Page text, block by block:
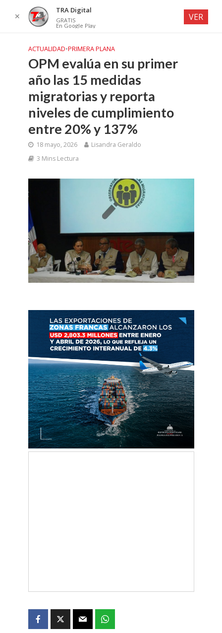
ACTUALIDAD•PRIMERA PLANA
OPM evalúa en su primer
año las 15 medidas
migratorias y reporta
niveles de cumplimiento
entre 20% y 137%
18 mayo, 2026
Lisandra Geraldo
3 Mins Lectura
✕
TRA Digital
GRATIS
En Google Play
VER